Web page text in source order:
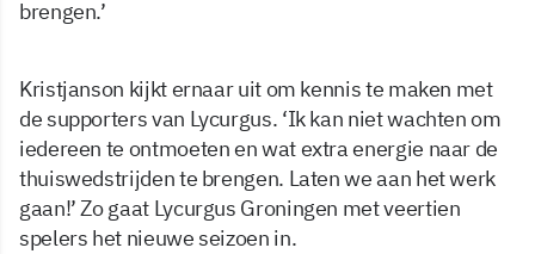
brengen.’
Kristjanson kijkt ernaar uit om kennis te maken met
de supporters van Lycurgus. ‘Ik kan niet wachten om
iedereen te ontmoeten en wat extra energie naar de
thuiswedstrijden te brengen. Laten we aan het werk
gaan!’ Zo gaat Lycurgus Groningen met veertien
spelers het nieuwe seizoen in.